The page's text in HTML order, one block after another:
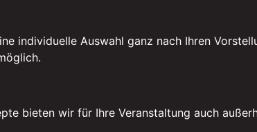
individuelle Auswahl ganz nach Ihren
bieten wir für Ihre Veranstaltung auch